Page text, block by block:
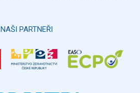
NAŠI PARTNEŘI